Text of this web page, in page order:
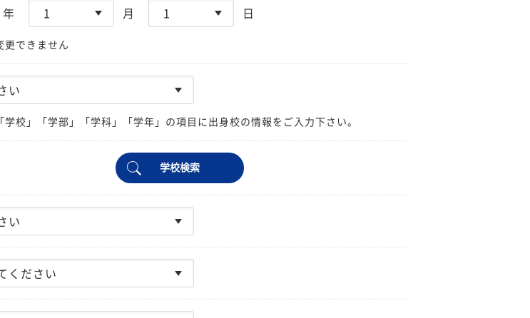
年 月 日
できません
校」「学部」「学科」「学年」の項目に出身校の情報をご入力下さい。
学校検索